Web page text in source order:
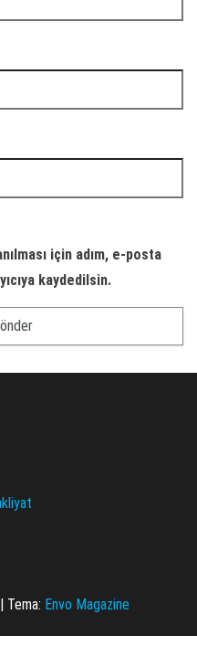
için adım, e-posta
kaydedilsin.
| Tema: Envo Magazine